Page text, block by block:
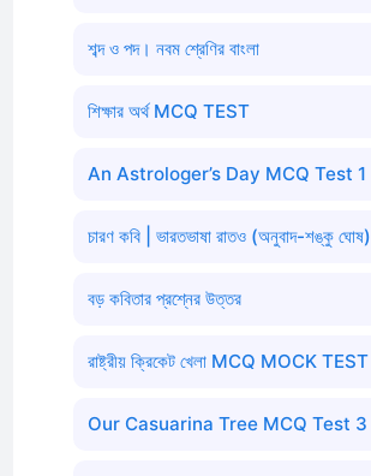
শব্দ ও পদ। নবম শ্রেণির বাংলা
শিক্ষার অর্থ MCQ TEST
An Astrologer’s Day MCQ Test 1
চারণ কবি | ভারতভাষা রাতও (অনুবাদ-শঙ্কু ঘোষ)
বড় কবিতার প্রশ্নের উত্তর
রাষ্ট্রীয় ক্রিকেট খেলা MCQ MOCK TEST
Our Casuarina Tree MCQ Test 3